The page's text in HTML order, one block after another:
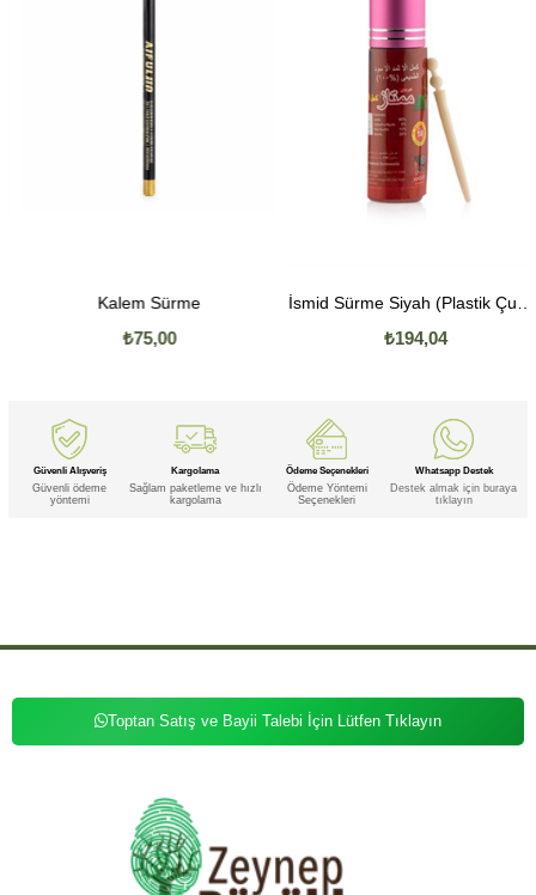
Kalem Sürme
₺75,00
İsmid Sürme Siyah (Plastik Çubuklu)
₺194,04
Güvenli Alışveriş
Güvenli ödeme
yöntemi
Kargolama
Sağlam paketleme ve hızlı
kargolama
Ödeme Seçenekleri
Ödeme Yöntemi
Seçenekleri
Whatsapp Destek
Destek almak için buraya
tıklayın
Toptan Satış ve Bayii Talebi İçin Lütfen Tıklayın